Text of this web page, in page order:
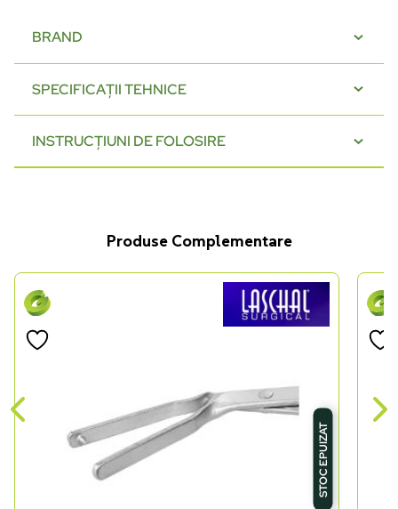
BRAND
SPECIFICAȚII TEHNICE
INSTRUCȚIUNI DE FOLOSIRE
Produse Complementare
STOC EPUIZAT